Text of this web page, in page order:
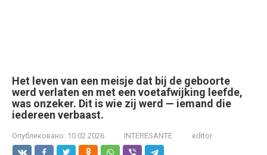
Het leven van een meisje dat bij de geboorte
werd verlaten en met een voetafwijking leefde,
was onzeker. Dit is wie zij werd — iemand die
iedereen verbaast.
Опубликовано: 10.02.2026 INTERESANTE editor